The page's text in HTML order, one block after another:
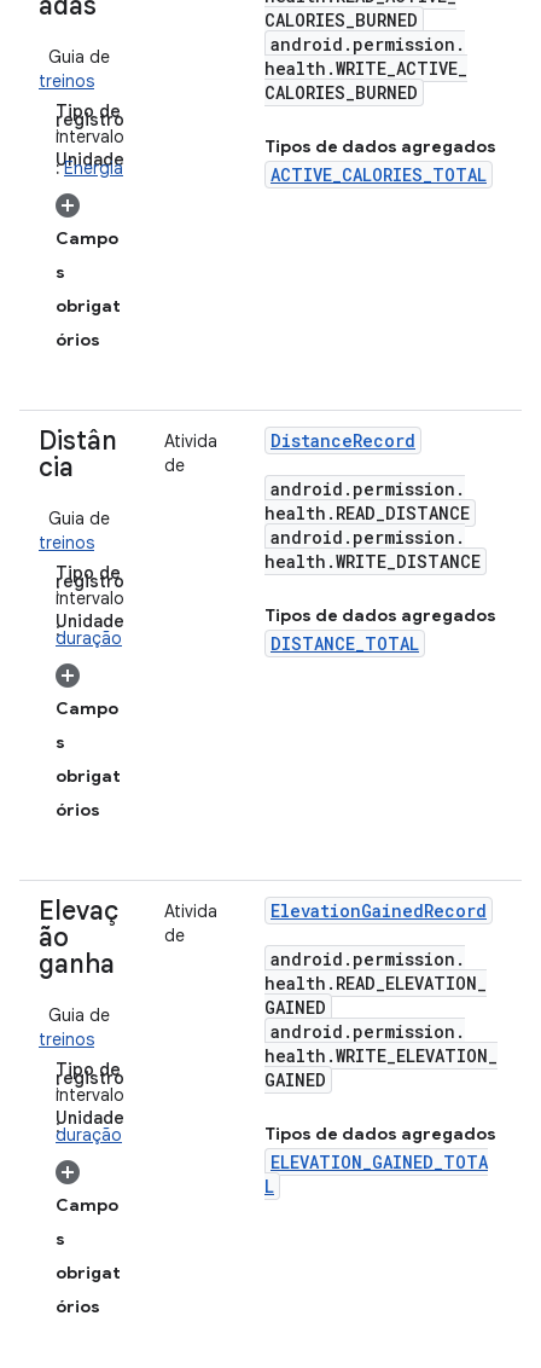
Guia de
treinos
Tipo de
registro
:intervalo
Unidade
:Energia
Campo
s
obrigat
órios
CALORIES_BURNED
android . permission .
health .WRITE_ACTIVE_
CALORIES_BURNED
Tipos de dados agregados
ACTIVE_CALORIES_TOTAL
Distân
cia
Guia de
treinos
Tipo de
registro
:intervalo
Unidade
:
duração
Campo
s
obrigat
órios
Ativida
de
DistanceRecord
android . permission .
health . READ_DISTANCE
android . permission .
health .WRITE_DISTANCE
Tipos de dados agregados
DISTANCE_TOTAL
Elevaç
ão
ganha
Guia de
treinos
Tipo de
registro
:intervalo
Unidade
:
duração
Campo
s
obrigat
órios
Ativida
de
ElevationGainedRecord
android . permission .
health . READ_ELEVATION_
GAINED
android . permission .
health .WRITE_ELEVATION_
GAINED
Tipos de dados agregados
ELEVATION_GAINED_TOTA
L